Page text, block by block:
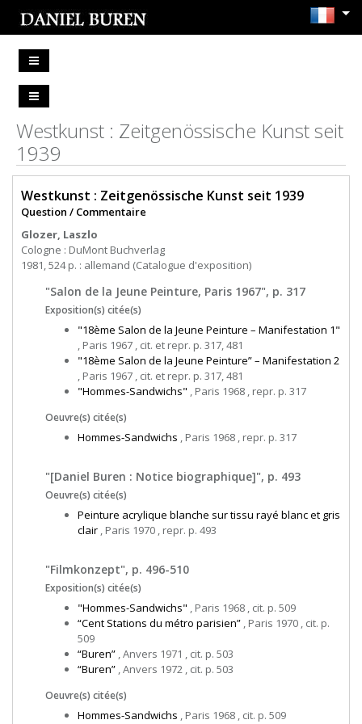
Westkunst : Zeitgenössische Kunst seit
1939
Westkunst : Zeitgenössische Kunst seit 1939
Question / Commentaire
Glozer, Laszlo
Cologne : DuMont Buchverlag
1981, 524 p. : allemand (Catalogue d'exposition)
"Salon de la Jeune Peinture, Paris 1967", p. 317
Exposition(s) citée(s)
"18ème Salon de la Jeune Peinture – Manifestation 1"
, Paris 1967 , cit. et repr. p. 317, 481
"18ème Salon de la Jeune Peinture” – Manifestation 2
, Paris 1967 , cit. et repr. p. 317, 481
"Hommes-Sandwichs" , Paris 1968 , repr. p. 317
Oeuvre(s) citée(s)
Hommes-Sandwichs , Paris 1968 , repr. p. 317
"[Daniel Buren : Notice biographique]", p. 493
Oeuvre(s) citée(s)
Peinture acrylique blanche sur tissu rayé blanc et gris
clair , Paris 1970 , repr. p. 493
"Filmkonzept", p. 496-510
Exposition(s) citée(s)
"Hommes-Sandwichs" , Paris 1968 , cit. p. 509
“Cent Stations du métro parisien” , Paris 1970 , cit. p.
509
“Buren” , Anvers 1971 , cit. p. 503
“Buren” , Anvers 1972 , cit. p. 503
Oeuvre(s) citée(s)
Hommes-Sandwichs , Paris 1968 , cit. p. 509